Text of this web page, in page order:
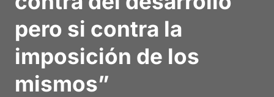
pero si contra la
imposición de los
mismos”